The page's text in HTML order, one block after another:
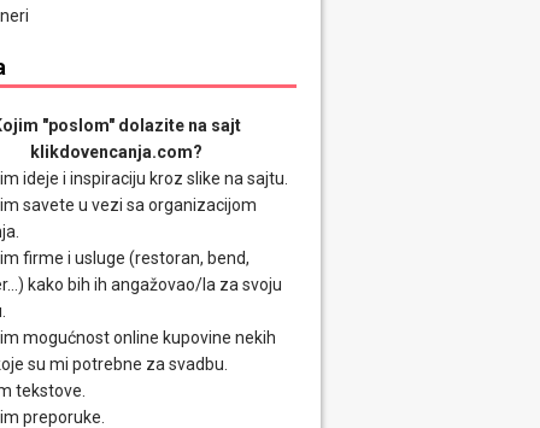
"poslom" dolazite na sajt
klikdovencanja.com?
ideje i inspiraciju kroz slike na sajtu.
savete u vezi sa organizacijom
firme i usluge (restoran, bend,
kako bih ih angažovao/la za svoju
mogućnost online kupovine nekih
su mi potrebne za svadbu.
tekstove.
preporuke.